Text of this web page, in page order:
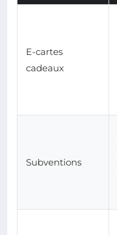
E-cartes
cadeaux
Subventions